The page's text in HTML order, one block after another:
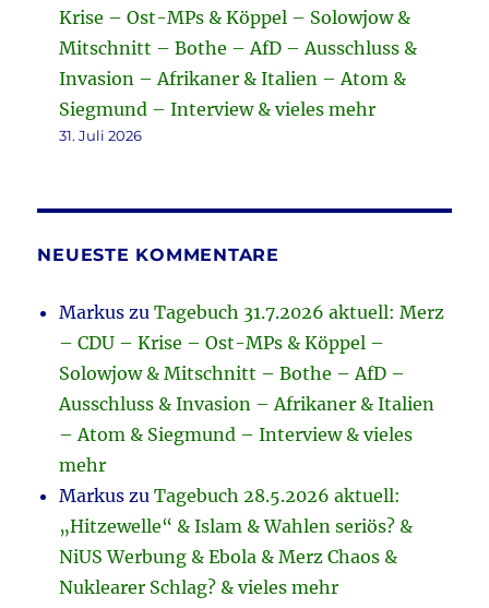
Krise – Ost-MPs & Köppel – Solowjow &
Mitschnitt – Bothe – AfD – Ausschluss &
Invasion – Afrikaner & Italien – Atom &
Siegmund – Interview & vieles mehr
31. Juli 2026
NEUESTE KOMMENTARE
Markus zuTagebuch 31.7.2026 aktuell: Merz
– CDU – Krise – Ost-MPs & Köppel –
Solowjow & Mitschnitt – Bothe – AfD –
Ausschluss & Invasion – Afrikaner & Italien
– Atom & Siegmund – Interview & vieles
mehr
Markus zuTagebuch 28.5.2026 aktuell:
„Hitzewelle“ & Islam & Wahlen seriös? &
NiUS Werbung & Ebola & Merz Chaos &
Nuklearer Schlag? & vieles mehr